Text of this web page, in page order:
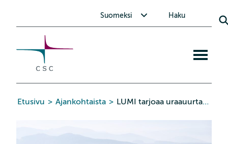
Suomeksi Haku
Etusivu > Ajankohtaista > LUMI tarjoaa uraauurtavia laskentametodeita ilmastotutkimukselle